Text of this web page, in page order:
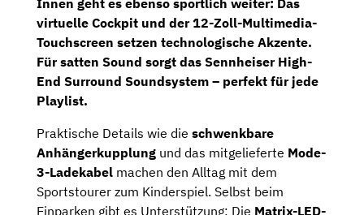
virtuelle Cockpit und der12-Zoll-Multimedia-
Touchscreen setzen technologische Akzente.
Für satten Sound sorgt das Sennheiser High-
End Surround Soundsystem – perfekt für jede
Playlist.
Praktische Details wie die schwenkbare
Anhängerkupplung und das mitgelieferte Mode-
3-Ladekabel machen den Alltag mit dem
Sportstourer zum Kinderspiel. Selbst beim
Einparken gibt es Unterstützung: Die Matrix-LED-